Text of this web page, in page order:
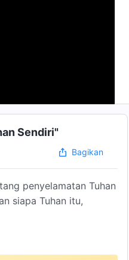
Sendiri"
Bagikan
penyelamatan Tuhan
siapa Tuhan itu,